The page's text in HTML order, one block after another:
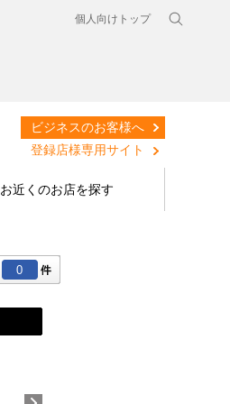
個人向けトップ
ビジネスのお客様へ
登録店様専用サイト
お近くのお店を探す
0